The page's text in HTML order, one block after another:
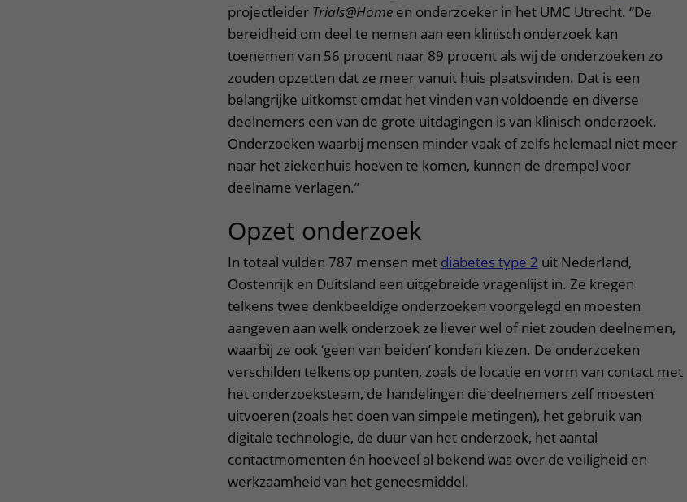
projectleider Trials@Homeen onderzoeker in het UMC Utrecht. “De
bereidheid om deel te nemen aan een klinisch onderzoek kan
toenemen van 56 procent naar 89 procent als wij de onderzoeken zo
zouden opzetten dat ze meer vanuit huis plaatsvinden. Dat is een
belangrijke uitkomst omdat het vinden van voldoende en diverse
deelnemers een van de grote uitdagingen is van klinisch onderzoek.
Onderzoeken waarbij mensen minder vaak of zelfs helemaal niet meer
naar het ziekenhuis hoeven te komen, kunnen de drempel voor
deelname verlagen.”
Opzet onderzoek
In totaal vulden 787 mensen met diabetes type 2 uit Nederland,
Oostenrijk en Duitsland een uitgebreide vragenlijst in. Ze kregen
telkens twee denkbeeldige onderzoeken voorgelegd en moesten
aangeven aan welk onderzoek ze liever wel of niet zouden deelnemen,
waarbij ze ook ‘geen van beiden’ konden kiezen. De onderzoeken
verschilden telkens op punten, zoals de locatie en vorm van contact met
het onderzoeksteam, de handelingen die deelnemers zelf moesten
uitvoeren (zoals het doen van simpele metingen), het gebruik van
digitale technologie, de duur van het onderzoek, het aantal
contactmomenten én hoeveel al bekend was over de veiligheid en
werkzaamheid van het geneesmiddel.